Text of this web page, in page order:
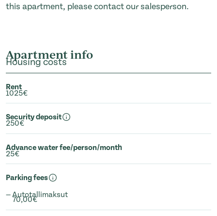
this apartment, please contact our salesperson.
Apartment info
Housing costs
Rent
1025€
Security deposit
250€
Advance water fee/person/month
25€
Parking fees
— Autotallimaksut
70,00€